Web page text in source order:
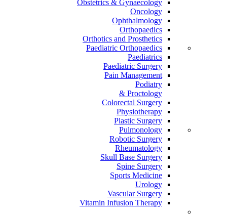
Obstetrics & Gynaecology
Oncology
Ophthalmology
Orthopaedics
Orthotics and Prosthetics
Paediatric Orthopaedics
Paediatrics
Paediatric Surgery
Pain Management
Podiatry
Proctology &
Colorectal Surgery
Physiotherapy
Plastic Surgery
Pulmonology
Robotic Surgery
Rheumatology
Skull Base Surgery
Spine Surgery
Sports Medicine
Urology
Vascular Surgery
Vitamin Infusion Therapy